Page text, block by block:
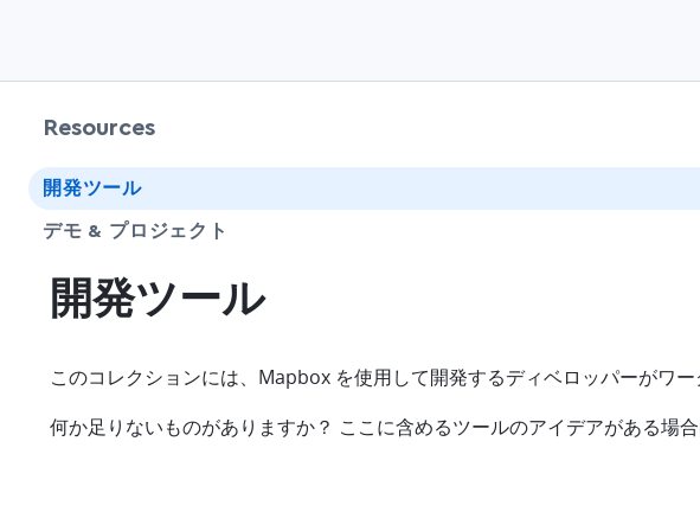
Resources
開発ツール
デモ & プロジェクト
開発ツール
このコレクションには、Mapbox を使用して開発するディベロッパーがワ
何か足りないものがありますか？ ここに含めるツールのアイデアがある場合